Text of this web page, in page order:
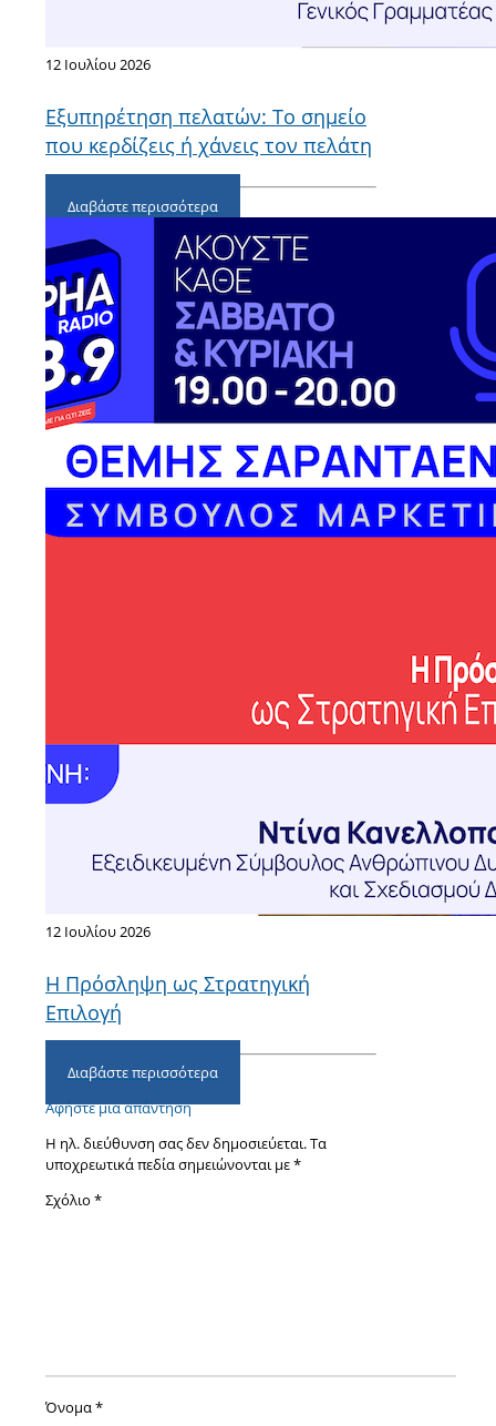
12 Ιουλίου 2026
Εξυπηρέτηση πελατών: Το σημείο
που κερδίζεις ή χάνεις τον πελάτη
Διαβάστε περισσότερα
12 Ιουλίου 2026
Η Πρόσληψη ως Στρατηγική
Επιλογή
Διαβάστε περισσότερα
Αφήστε μια απάντηση
Η ηλ. διεύθυνση σας δεν δημοσιεύεται.Τα
υποχρεωτικά πεδία σημειώνονται με*
Σχόλιο *
Όνομα*